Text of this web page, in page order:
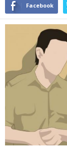
Facebook